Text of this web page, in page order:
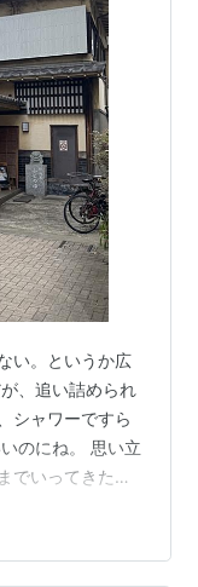
い。というか広
、追い詰められ
シャワーですら
のにね。 思い立
でいってきた。
である。ビルに
ない。実は除霊